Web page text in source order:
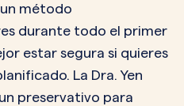
método
durante todo el primer
estar segura si quieres
La Dra. Yen
preservativo para